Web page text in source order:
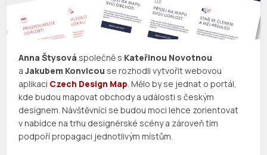
Anna Štysová společně s Kateřinou Novotnou
aJakubem Konvicou se rozhodli vytvořit webovou
aplikaci Czech Design Map. Mělo by se jednat o portál,
kde budou mapovat obchody a události s českým
designem. Návštěvníci se budou moci lehce zorientovat
v nabídce na trhu designérské scény a zároveň tím
podpoří propagaci jednotlivým místům.